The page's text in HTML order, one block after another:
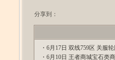
分享到：
・ 6月17日 双线759区 关服
・ 6月10日 王者商城宝石类